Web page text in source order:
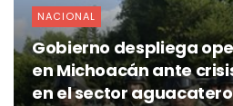
NACIONAL
Gobierno despliega
en Michoacán ante
en el sector aguacatero